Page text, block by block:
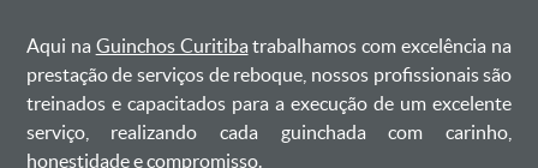
Aqui na Guinchos Curitiba trabalhamos com excelência na
prestação de serviços de reboque, nossos profissionais são
treinados e capacitados para a execução de um excelente
serviço, realizando cada guinchada com carinho,
honestidade e compromisso.